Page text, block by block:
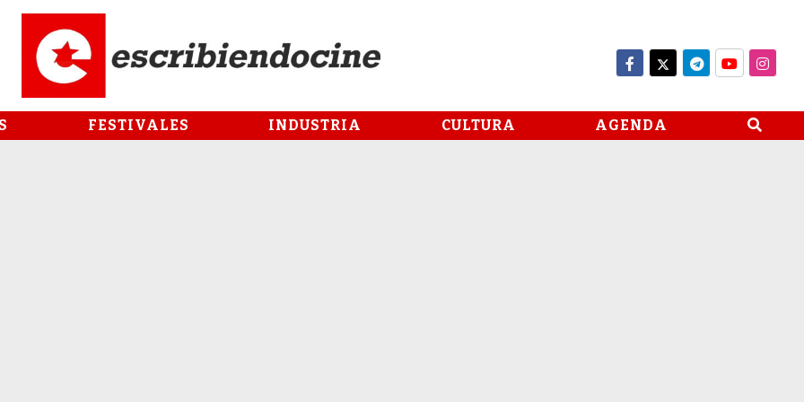
FESTIVALES INDUSTRIA CULTURA AGENDA